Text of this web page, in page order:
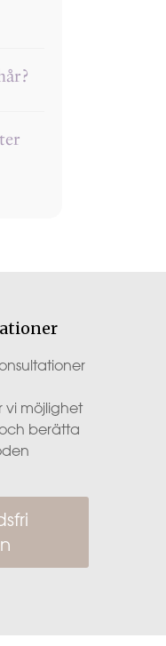
vi möjlighet
berätta